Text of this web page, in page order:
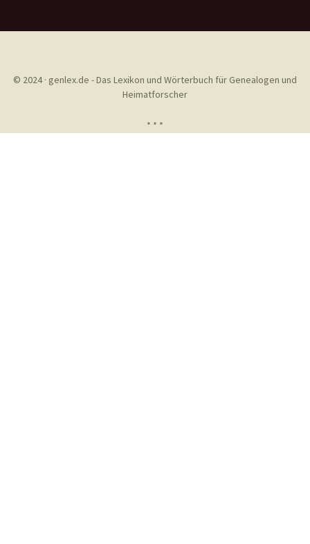
© 2024 · genlex.de - Das Lexikon und Wörterbuch für Genealogen und
Heimatforscher
* * *